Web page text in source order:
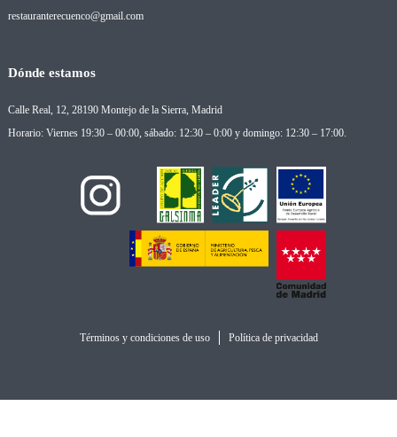
restauranterecuenco@gmail.com
Dónde estamos
Calle Real, 12, 28190 Montejo de la Sierra, Madrid
Horario: Viernes 19:30 – 00:00, sábado: 12:30 – 0:00 y domingo: 12:30 – 17:00.
Términos y condiciones de uso Política de privacidad